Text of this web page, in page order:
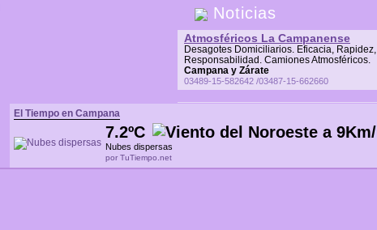
Noticias
Atmosféricos La Campanense
Desagotes Domiciliarios. Eficacia, Rapidez,
Responsabilidad. Camiones Atmosféricos.
Campana y Zárate
03489-15-582642 /03487-15-662660
El Tiempo en Campana
7.2ºC
Nubes dispersas
por TuTiempo.net